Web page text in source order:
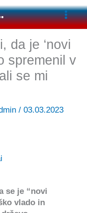
da je ‘novi
spremenil v
se mi
/ 03.03.2023
se je “novi
vlado in